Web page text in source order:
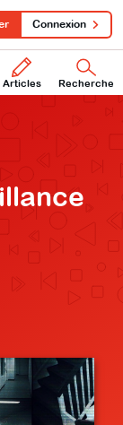
Articles Recherche
Connexion